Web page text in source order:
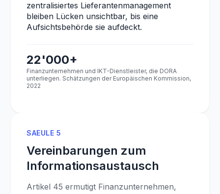
zentralisiertes Lieferantenmanagement
bleiben Lücken unsichtbar, bis eine
Aufsichtsbehörde sie aufdeckt.
22'000+
Finanzunternehmen und IKT-Dienstleister, die DORA
unterliegen. Schätzungen der Europäischen Kommission,
2022
SAEULE 5
Vereinbarungen zum
Informationsaustausch
Artikel 45 ermutigt Finanzunternehmen,